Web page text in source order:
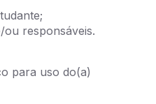
ou responsáveis.
para uso do(a)